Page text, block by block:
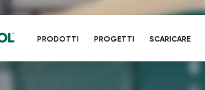
PRODOTTI PROGETTI SCARICARE